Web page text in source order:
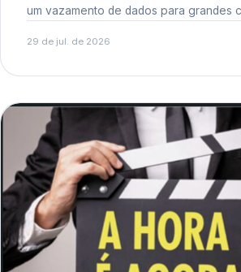
um vazamento de dados para grandes
reputacional e o risco regulatório junto
29 de jul. de 2026